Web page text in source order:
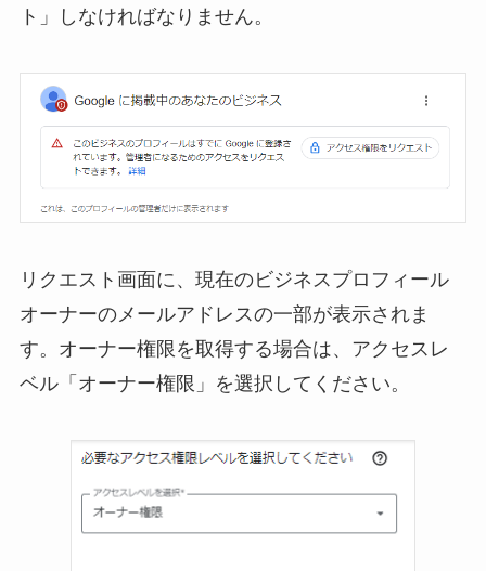
ト」しなければなりません。
リクエスト画面に、現在のビジネスプロフィール
オーナーのメールアドレスの一部が表示されま
す。オーナー権限を取得する場合は、アクセスレ
ベル「オーナー権限」を選択してください。